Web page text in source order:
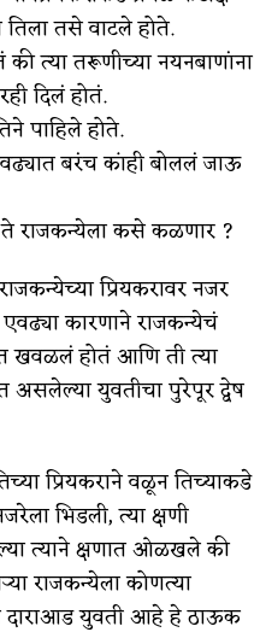
तिला तसे वाटले होते.
त्या तरूणीच्या नयनबाणांना
दिलं होतं.
पाहिले होते.
बरंच कांही बोललं जाऊ
राजकन्येला कसे कळणार ?
प्रियकरावर नजर
एवढ्या कारणाने राजकन्येचं
खवळलं होतं आणि ती त्या
युवतीचा पुरेपूर द्वेष
प्रियकराने वळून तिच्याकडे
भिडली, त्या क्षणी
त्याने क्षणात ओळखले की
राजकन्येला कोणत्या
युवती आहे हे ठाऊक